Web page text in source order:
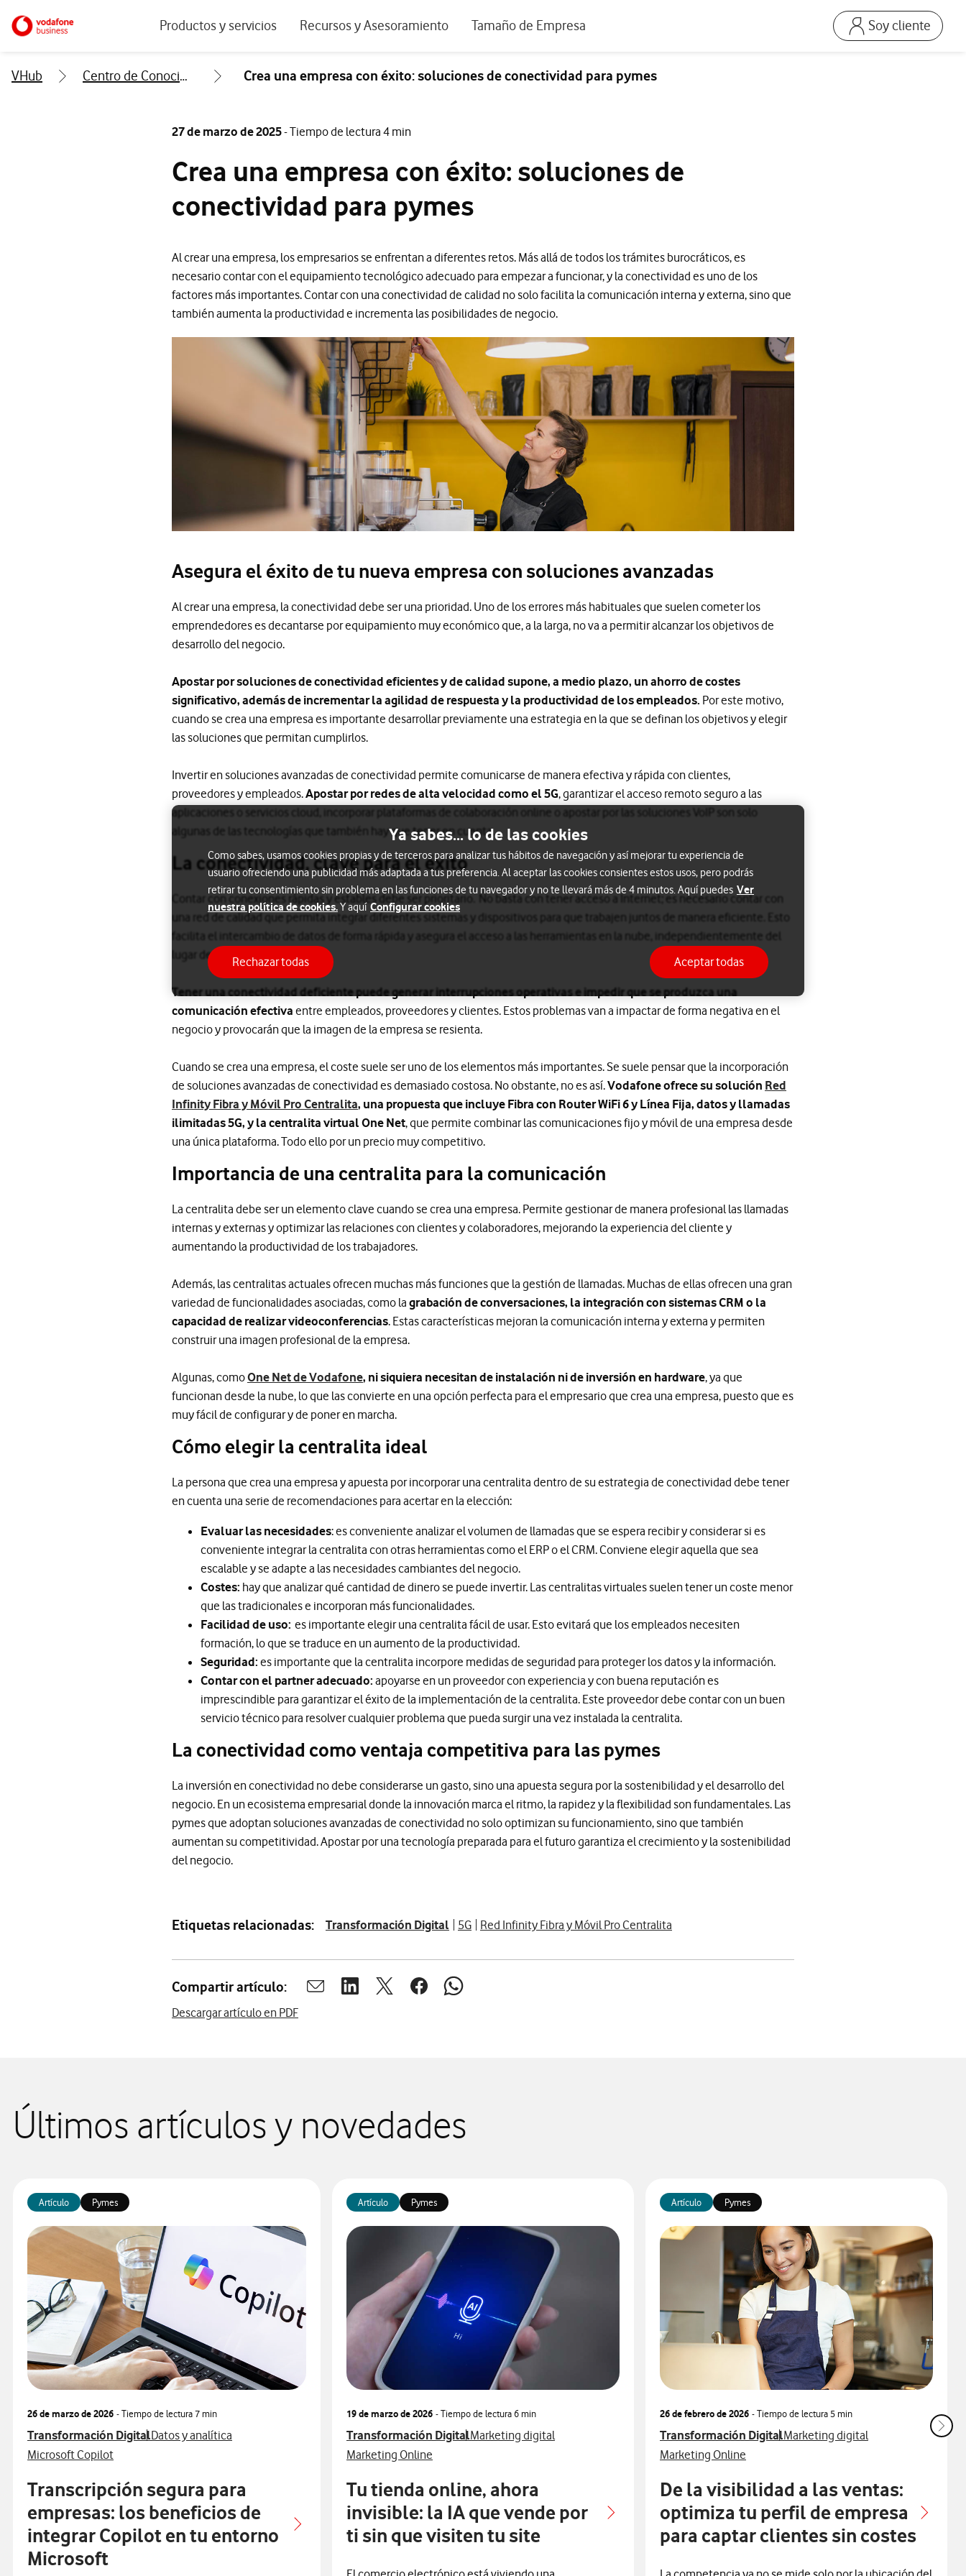
Ir a la pagina principal de vodafone.esProductos y servicios
IA para empresas
Workplace
Servicios Cloud
Recursos y Asesoramiento
Eventos y webinars
Tamaño de Empresa Soy cliente
Ir a la pagina
VHub Centro de Conocimiento Crea una empresa con éxito: soluciones de conectividad para pymes
27 de marzo de 2025- Tiempo de lectura 4 min
Crea una empresa con éxito: soluciones de
conectividad para pymes
Al crear una empresa, los empresarios se enfrentan a diferentes retos. Más allá de todos los trámites burocráticos, es
necesario contar con el equipamiento tecnológico adecuado para empezar a funcionar, y la conectividad es uno de los
factores más importantes. Contar con una conectividad de calidad no solo facilita la comunicación interna y externa, sino que
también aumenta la productividad e incrementa las posibilidades de negocio.
Asegura el éxito de tu nueva empresa con soluciones avanzadas
Al crear una empresa, la conectividad debe ser una prioridad. Uno de los errores más habituales que suelen cometer los
emprendedores es decantarse por equipamiento muy económico que, a la larga, no va a permitir alcanzar los objetivos de
desarrollo del negocio.
Apostar por soluciones de conectividad eficientes y de calidad supone, a medio plazo, un ahorro de costes
significativo, además de incrementar la agilidad de respuesta y la productividad de los empleados. Por este motivo,
cuando se crea una empresa es importante desarrollar previamente una estrategia en la que se definan los objetivos y elegir
las soluciones que permitan cumplirlos.
Invertir en soluciones avanzadas de conectividad permite comunicarse de manera efectiva y rápida con clientes,
proveedores y empleados.Apostar por redes de alta velocidad como el 5G, garantizar el acceso remoto seguro a las
aplicaciones o servicios cloud, incorporar plataformas de colaboración online o apostar por las soluciones VoIP son solo
algunas de las tecnologías que también hay que tener en cuenta.
La conectividad, clave para el éxito
Contar con conexiones rápidas y estables debe ser prioritario. No basta con tener acceso a Internet; es necesario contar con
una red de calidad que permita integrar diferentes sistemas y dispositivos para que trabajen juntos de manera eficiente. Esto
facilita el intercambio de datos de forma rápida y asegura el acceso a las herramientas en la nube, independientemente del
lugar desde el que se acceda.
Tener una conectividad deficiente puede generar interrupciones operativas e impedir que se produzca una
comunicación efectiva entre empleados, proveedores y clientes. Estos problemas van a impactar de forma negativa en el
negocio y provocarán que la imagen de la empresa se resienta.
Cuando se crea una empresa, el coste suele ser uno de los elementos más importantes. Se suele pensar que la incorporación
de soluciones avanzadas de conectividad es demasiado costosa. No obstante, no es así.Vodafone ofrece su solución Red
Infinity Fibra y Móvil Pro Centralita, una propuesta que incluye Fibra con Router WiFi 6 y Línea Fija, datos y llamadas
ilimitadas 5G, y la centralita virtual One Net, que permite combinar las comunicaciones fijo y móvil de una empresa desde
una única plataforma. Todo ello por un precio muy competitivo.
Importancia de una centralita para la comunicación
La centralita debe ser un elemento clave cuando se crea una empresa. Permite gestionar de manera profesional las llamadas
internas y externas y optimizar las relaciones con clientes y colaboradores, mejorando la experiencia del cliente y
aumentando la productividad de los trabajadores.
Además, las centralitas actuales ofrecen muchas más funciones que la gestión de llamadas. Muchas de ellas ofrecen una gran
variedad de funcionalidades asociadas, como la grabación de conversaciones, la integración con sistemas CRM o la
capacidad de realizar videoconferencias. Estas características mejoran la comunicación interna y externa y permiten
construir una imagen profesional de la empresa.
Algunas, comoOne Net de Vodafone, ni siquiera necesitan de instalación ni de inversión en hardware, ya que
funcionan desde la nube, lo que las convierte en una opción perfecta para el empresario que crea una empresa, puesto que es
muy fácil de configurar y de poner en marcha.
Cómo elegir la centralita ideal
La persona que crea una empresa y apuesta por incorporar una centralita dentro de su estrategia de conectividad debe tener
en cuenta una serie de recomendaciones para acertar en la elección:
Evaluar las necesidades: es conveniente analizar el volumen de llamadas que se espera recibir y considerar si es
conveniente integrar la centralita con otras herramientas como el ERP o el CRM. Conviene elegir aquella que sea
escalable y se adapte a las necesidades cambiantes del negocio.
Costes: hay que analizar qué cantidad de dinero se puede invertir. Las centralitas virtuales suelen tener un coste menor
que las tradicionales e incorporan más funcionalidades.
Facilidad de uso: es importante elegir una centralita fácil de usar. Esto evitará que los empleados necesiten
formación, lo que se traduce en un aumento de la productividad.
Seguridad: es importante que la centralita incorpore medidas de seguridad para proteger los datos y la información.
Contar con el partner adecuado: apoyarse en un proveedor con experiencia y con buena reputación es
imprescindible para garantizar el éxito de la implementación de la centralita. Este proveedor debe contar con un buen
servicio técnico para resolver cualquier problema que pueda surgir una vez instalada la centralita.
La conectividad como ventaja competitiva para las pymes
La inversión en conectividad no debe considerarse un gasto, sino una apuesta segura por la sostenibilidad y el desarrollo del
negocio. En un ecosistema empresarial donde la innovación marca el ritmo, la rapidez y la flexibilidad son fundamentales. Las
pymes que adoptan soluciones avanzadas de conectividad no solo optimizan su funcionamiento, sino que también
aumentan su competitividad. Apostar por una tecnología preparada para el futuro garantiza el crecimiento y la sostenibilidad
del negocio.
Etiquetas relacionadas: Transformación Digital 5G Red Infinity Fibra y Móvil Pro Centralita
Compartir artículo: Abrir ventana para compartir en mail
Abrir ventana para compartir en linkedin
Abrir ventana para compartir en twitter
Abrir ventana para compartir en facebook
Abrir ventana para compartir en whatsapp
Descargar artículo en PDF
Últimos artículos y novedades
Artículo Pymes
26 de marzo de 2026 - Tiempo de lectura7 min
Ver más articulos relacionados con
Transformación DigitalVer más artículos con
Datos y analítica
Ver más artículos con
Microsoft Copilot
Transcripción segura para
empresas: los beneficios de
integrar Copilot en tu entorno
Microsoft
Artículo Pymes
19 de marzo de 2026 - Tiempo de lectura 6 min
Ver más articulos relacionados con
Transformación DigitalVer más artículos con
Marketing digital
Ver más artículos con
Marketing Online
Tu tienda online, ahora
invisible: la IA que vende por
ti sin que visiten tu site
Artículo Pymes
26 de febrero de 2026 - Tiempo de lectura5 min
Ver más articulos relacionados con
Transformación DigitalVer más artículos con
Marketing digital
Ver más artículos con
Marketing Online
De la visibilidad a las ventas:
optimiza tu perfil de empresa
para captar clientes sin costes
Ya sabes... lo de las cookies
Como sabes, usamos cookies propias y de terceros para analizar tus hábitos de navegación y así mejorar tu experiencia de
usuario ofreciendo una publicidad más adaptada a tus preferencia. Al aceptar las cookies consientes estos usos, pero podrás
retirar tu consentimiento sin problema en las funciones de tu navegador y no te llevará más de 4 minutos. Aquí puedes Ver
nuestra política de cookies.Y aquí Configurar cookies
Rechazar todas Aceptar todas